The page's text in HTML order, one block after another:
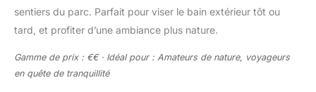
sentiers du parc. Parfait pour viser le bain extérieur tôt ou
tard, et profiter d’une ambiance plus nature.
Gamme de prix : €€ · Idéal pour : Amateurs de nature, voyageurs
en quête de tranquillité